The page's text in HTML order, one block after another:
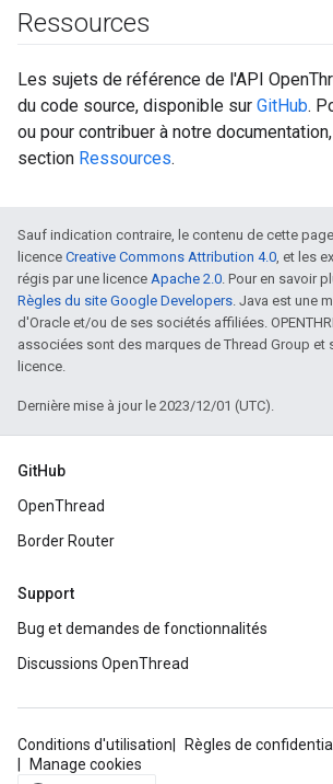
Ressources
Les sujets de référence de l'API
du code source, disponible sur GitHub.
ou pour contribuer à notre
section Ressources.
Sauf indication contraire, le contenu de cette
licence Creative Commons Attribution 4.0, et les
régis par une licence Apache 2.0. Pour en savoir
Règles du site Google Developers. Java est une
d'Oracle et/ou de ses sociétés affiliées.
associées sont des marques de Thread Group et
licence.
Dernière mise à jour le 2023/12/01 (UTC).
GitHub
OpenThread
Border Router
Support
Bug et demandes de fonctionnalités
Discussions OpenThread
Conditions d'utilisation
Règles de
Manage cookies